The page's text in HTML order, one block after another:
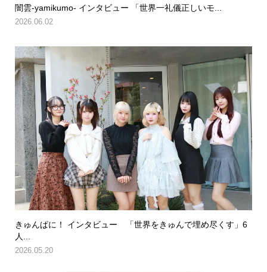
闇雲-yamikumo- インタビュー 「世界一礼儀正しいモ...
2026.06.02
きゅんぱに！ インタビュー 「世界をきゅんで埋め尽くす」6
人...
2026.05.20